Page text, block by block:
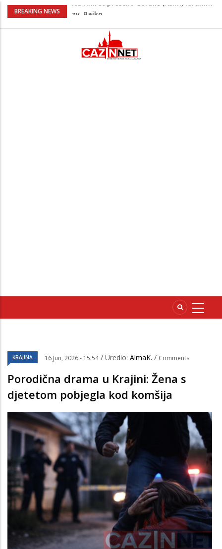
BREAKING NEWS
Nakon velikih vrućina u BiH stiže kiša
zapošljavanje i očuvanje radnih mjesta
Dok Evropa ostavlja cigarete, Hrvati
puše sve više: Treći su u cijeloj EU
KRAJINA 16 Jun, 2026 - 15:54 / Uredio: AlmaK. / Comments
Porodična drama u Krajini: Žena s
djetetom pobjegla kod komšija